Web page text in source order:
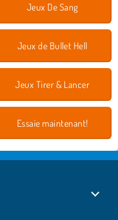
Jeux De Sang
Jeux de Bullet Hell
Jeux Tirer & Lancer
Essaie maintenant!